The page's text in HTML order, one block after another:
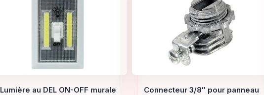
Lumière au DEL ON-OFF murale
Connecteur 3/8″ pour panneau